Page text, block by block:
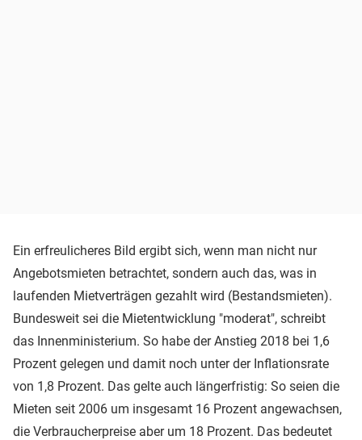
Ein erfreulicheres Bild ergibt sich, wenn man nicht nur
Angebotsmieten betrachtet, sondern auch das, was in
laufenden Mietverträgen gezahlt wird (Bestandsmieten).
Bundesweit sei die Mietentwicklung "moderat", schreibt
das Innenministerium. So habe der Anstieg 2018 bei 1,6
Prozent gelegen und damit noch unter der Inflationsrate
von 1,8 Prozent. Das gelte auch längerfristig: So seien die
Mieten seit 2006 um insgesamt 16 Prozent angewachsen,
die Verbraucherpreise aber um 18 Prozent. Das bedeutet